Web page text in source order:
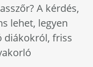
A kérdés,
lehet, legyen
diákokról, friss